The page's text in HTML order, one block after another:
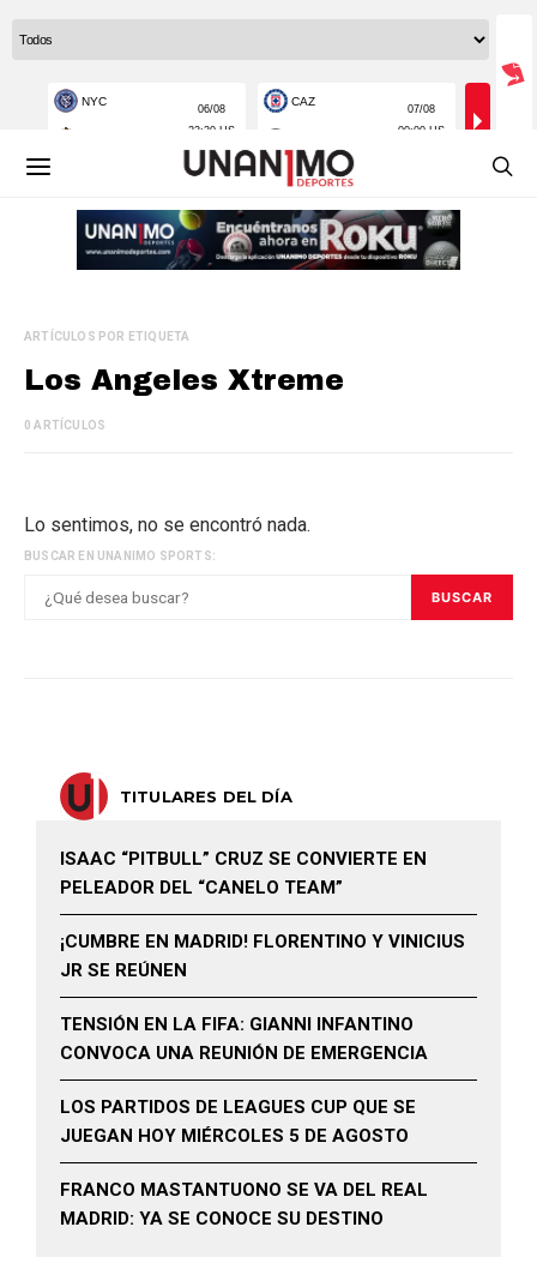
ARTÍCULOS POR ETIQUETA
Los Angeles Xtreme
0 ARTÍCULOS
Lo sentimos, no se encontró nada.
BUSCAR EN UNANIMO SPORTS:
BUSCAR
TITULARES DEL DÍA
ISAAC “PITBULL” CRUZ SE CONVIERTE EN
PELEADOR DEL “CANELO TEAM”
¡CUMBRE EN MADRID! FLORENTINO Y VINICIUS
JR SE REÚNEN
TENSIÓN EN LA FIFA: GIANNI INFANTINO
CONVOCA UNA REUNIÓN DE EMERGENCIA
LOS PARTIDOS DE LEAGUES CUP QUE SE
JUEGAN HOY MIÉRCOLES 5 DE AGOSTO
FRANCO MASTANTUONO SE VA DEL REAL
MADRID: YA SE CONOCE SU DESTINO